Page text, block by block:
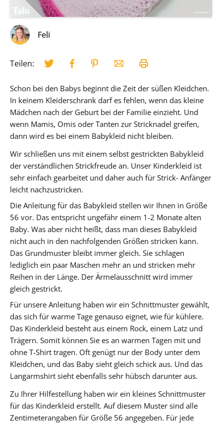
Feli
Teilen:
Schon bei den Babys beginnt die Zeit der süßen Kleidchen.
In keinem Kleiderschrank darf es fehlen, wenn das kleine
Mädchen nach der Geburt bei der Familie einzieht. Und
wenn Mamis, Omis oder Tanten zur Stricknadel greifen,
dann wird es bei einem Babykleid nicht bleiben.
Wir schließen uns mit einem selbst gestrickten Babykleid
der verständlichen Strickfreude an. Unser Kinderkleid ist
sehr einfach gearbeitet und daher auch für Strick- Anfänger
leicht nachzustricken.
Die Anleitung für das Babykleid stellen wir Ihnen in Größe
56 vor. Das entspricht ungefähr einem 1-2 Monate alten
Baby. Was aber nicht heißt, dass man dieses Babykleid
nicht auch in den nachfolgenden Größen stricken kann.
Das Grundmuster bleibt immer gleich. Sie schlagen
lediglich ein paar Maschen mehr an und stricken mehr
Reihen in der Länge. Der Ärmelausschnitt wird immer
gleich gestrickt.
Für unsere Anleitung haben wir ein Schnittmuster gewählt,
das sich für warme Tage genauso eignet, wie für kühlere.
Das Kinderkleid besteht aus einem Rock, einem Latz und
Trägern. Somit können Sie es an warmen Tagen mit und
ohne T-Shirt tragen. Oft genügt nur der Body unter dem
Kleidchen, und das Baby sieht gleich schick aus. Und das
Langarmshirt sieht ebenfalls sehr hübsch darunter aus.
Zu Ihrer Hilfestellung haben wir ein kleines Schnittmuster
für das Kinderkleid erstellt. Auf diesem Muster sind alle
Zentimeterangaben für Größe 56 angegeben. Für jede